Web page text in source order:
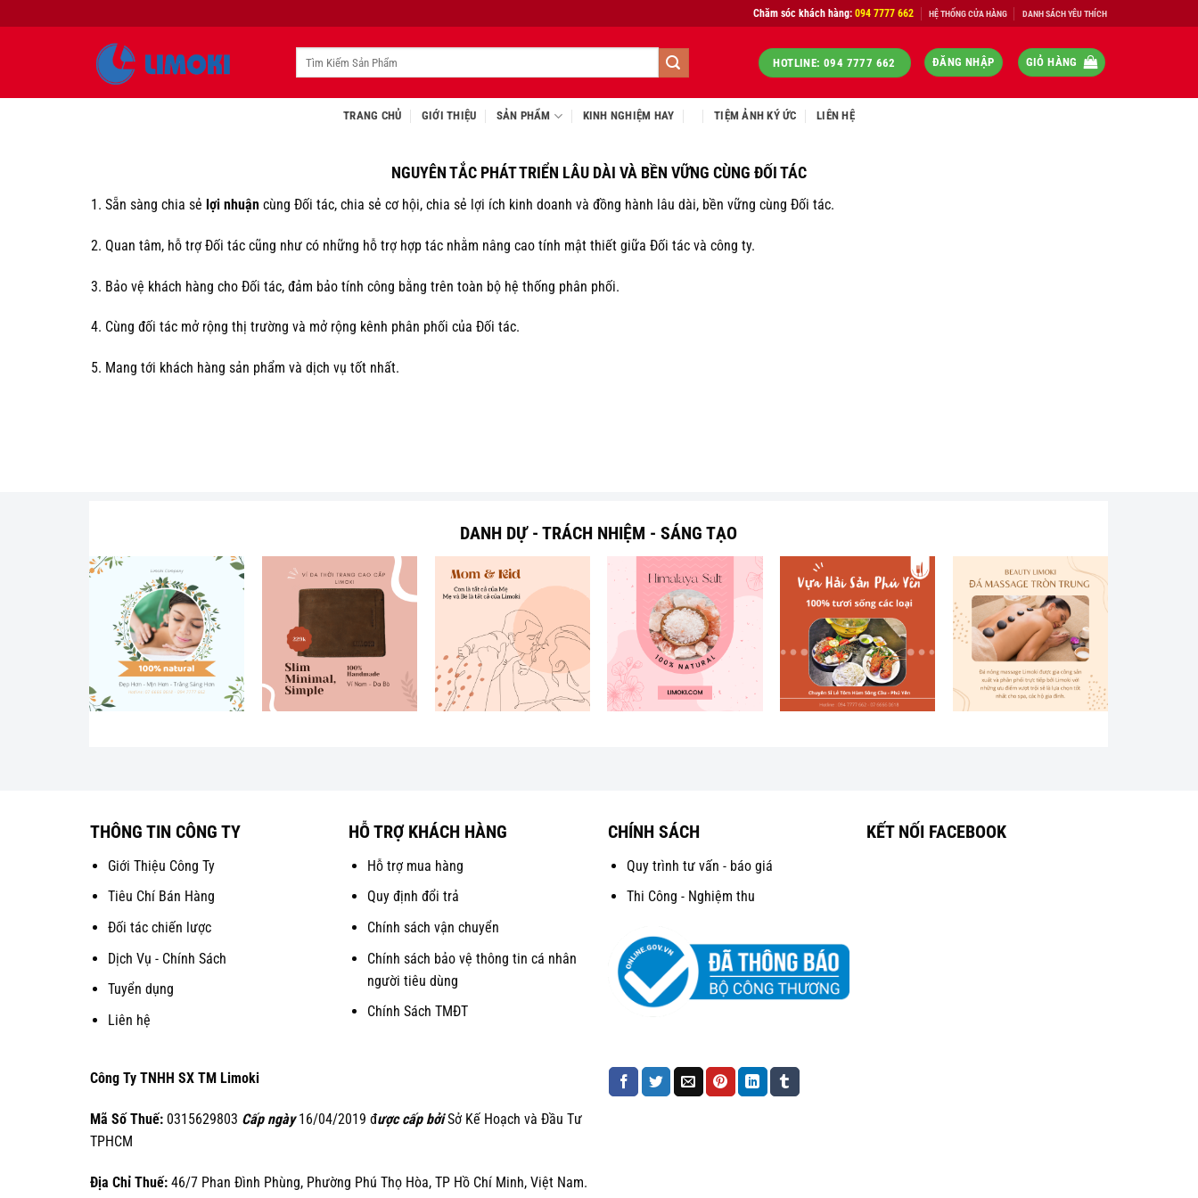
qua
Chăm sóc khách hàng:094 7777 662 HỆ THỐNG CỬA HÀNG DANH SÁCH YÊU THÍCH
HOTLINE: 094 7777 662 ĐĂNG NHẬP GIỎ HÀNG
TRANG CHỦ GIỚI THIỆU SẢN PHẨM KINH NGHIỆM HAY TIỆM ẢNH KÝ ỨC LIÊN HỆ
NGUYÊN TẮC PHÁT TRIỂN LÂU DÀI VÀ BỀN VỮNG CÙNG ĐỐI TÁC
1. Sẵn sàng chia sẻ lợi nhuận cùng Đối tác, chia sẻ cơ hội, chia sẻ lợi ích kinh doanh và đồng hành lâu dài, bền vững cùng Đối tác.
2. Quan tâm, hỗ trợ Đối tác cũng như có những hỗ trợ hợp tác nhằm nâng cao tính mật thiết giữa Đối tác và công ty.
3. Bảo vệ khách hàng cho Đối tác, đảm bảo tính công bằng trên toàn bộ hệ thống phân phối.
4. Cùng đối tác mở rộng thị trường và mở rộng kênh phân phối của Đối tác.
5. Mang tới khách hàng sản phẩm và dịch vụ tốt nhất.
DANH DỰ - TRÁCH NHIỆM - SÁNG TẠO
THÔNG TIN CÔNG TY
Giới Thiệu Công Ty
Tiêu Chí Bán Hàng
Đối tác chiến lược
Dịch Vụ - Chính Sách
Tuyển dụng
Liên hệ
HỖ TRỢ KHÁCH HÀNG
Hỗ trợ mua hàng
Quy định đổi trả
Chính sách vận chuyển
Chính sách bảo vệ thông tin cá nhân
người tiêu dùng
Chính Sách TMĐT
CHÍNH SÁCH
Quy trình tư vấn - báo giá
Thi Công - Nghiệm thu
KẾT NỐI FACEBOOK
Công Ty TNHH SX TM Limoki
Mã Số Thuế:0315629803 Cấp ngày16/04/2019 được cấp bởiSở Kế Hoạch và Đầu Tư
TPHCM
Địa Chỉ Thuế:46/7 Phan Đình Phùng, Phường Phú Thọ Hòa, TP Hồ Chí Minh, Việt Nam.